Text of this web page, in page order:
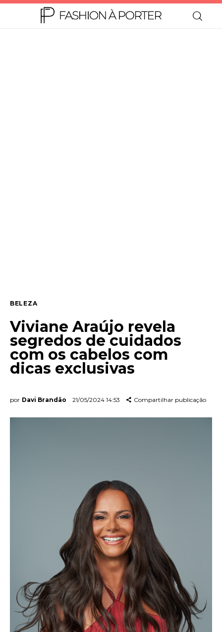
Contato
BELEZA
Viviane Araújo revela
segredos de cuidados
com os cabelos com
dicas exclusivas
por Davi Brandão 21/05/2024 14:53 Compartilhar publicação